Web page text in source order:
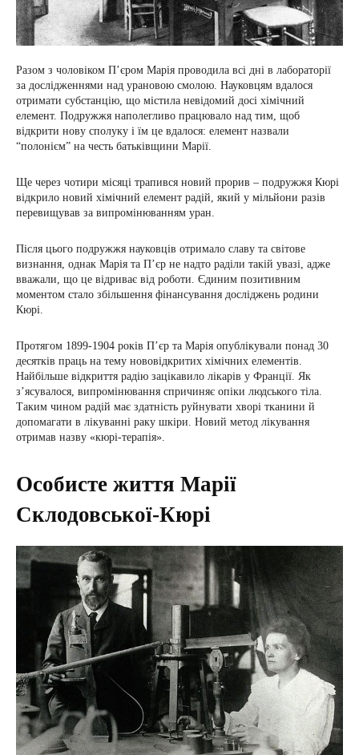
Разом з чоловіком П’єром Марія проводила всі дні в лабораторії
за дослідженнями над урановою смолою. Науковцям вдалося
отримати субстанцію, що містила невідомий досі хімічний
елемент. Подружжя наполегливо працювало над тим, щоб
відкрити нову сполуку і їм це вдалося: елемент назвали
“полонієм” на честь батьківщини Марії.
Ще через чотири місяці трапився новий прорив – подружжя Кюрі
відкрило новий хімічний елемент радій, який у мільйони разів
перевищував за випромінюванням уран.
Після цього подружжя науковців отримало славу та світове
визнання, однак Марія та П’єр не надто раділи такій увазі, адже
вважали, що це відриває від роботи. Єдиним позитивним
моментом стало збільшення фінансування досліджень родини
Кюрі.
Протягом 1899-1904 років П’єр та Марія опублікували понад 30
десятків праць на тему нововідкритих хімічних елементів.
Найбільше відкриття радію зацікавило лікарів у Франції. Як
з’ясувалося, випромінювання спричиняє опіки людського тіла.
Таким чином радій має здатність руйнувати хворі тканини й
допомагати в лікуванні раку шкіри. Новий метод лікування
отримав назву «кюрі-терапія».
Особисте життя Марії
Склодовської-Кюрі